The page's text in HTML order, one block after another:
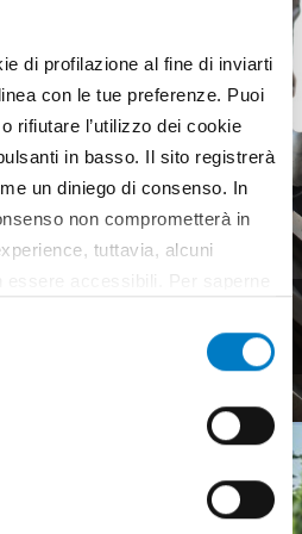
di profilazione al fine di inviarti
con le tue preferenze. Puoi
rifiutare l’utilizzo dei cookie
in basso. Il sito registrerà
un diniego di consenso. In
non comprometterà in
tuttavia, alcuni
di alcuni di essi, ti
agricoli,
debole